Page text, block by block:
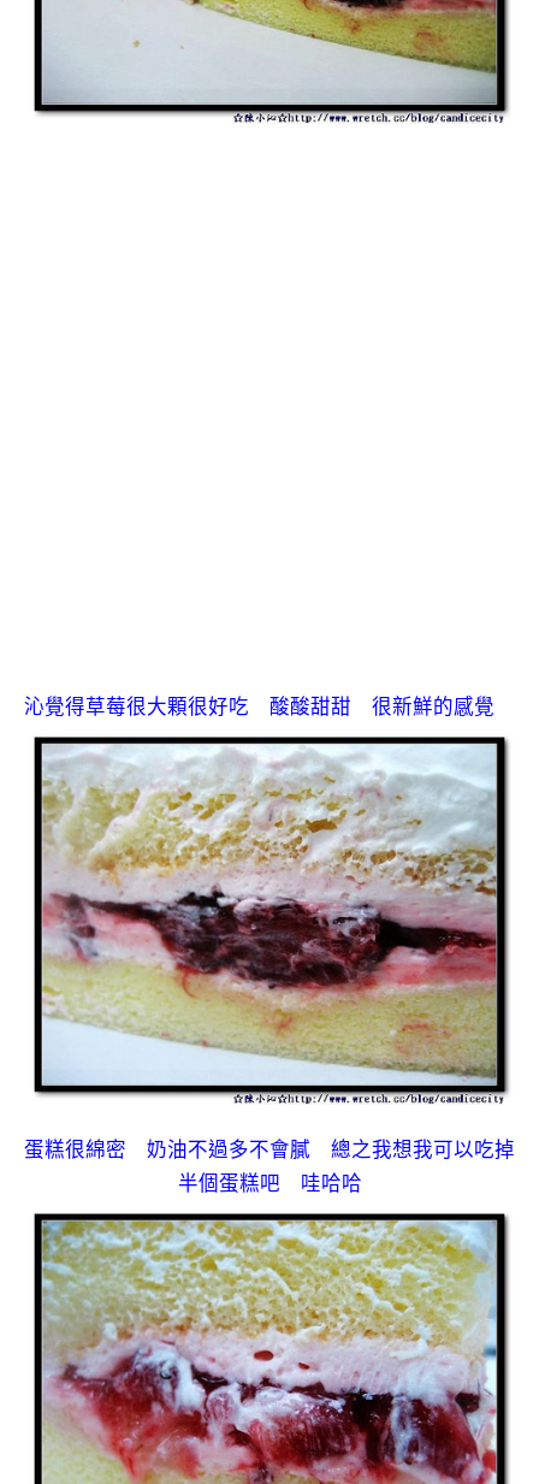
沁覺得草莓很大顆很好吃 酸酸甜甜 很新鮮的感覺
蛋糕很綿密 奶油不過多不會膩 總之我想我可以吃掉
半個蛋糕吧 哇哈哈